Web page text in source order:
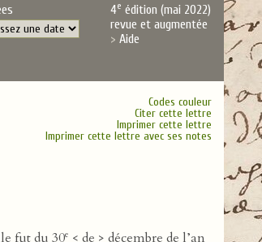
4e édition (mai 2022)
revue et augmentée
Aide